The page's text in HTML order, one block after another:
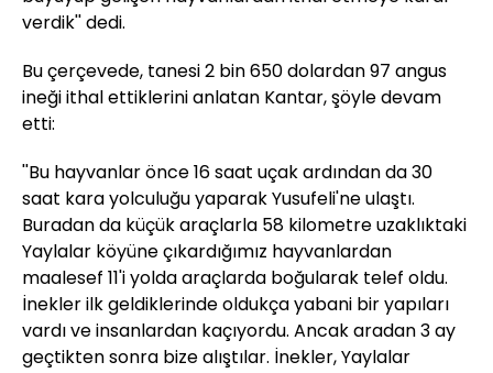
verdik'' dedi.
Bu çerçevede, tanesi 2 bin 650 dolardan 97 angus
ineği ithal ettiklerini anlatan Kantar, şöyle devam
etti:
''Bu hayvanlar önce 16 saat uçak ardından da 30
saat kara yolculuğu yaparak Yusufeli'ne ulaştı.
Buradan da küçük araçlarla 58 kilometre uzaklıktaki
Yaylalar köyüne çıkardığımız hayvanlardan
maalesef 11'i yolda araçlarda boğularak telef oldu.
İnekler ilk geldiklerinde oldukça yabani bir yapıları
vardı ve insanlardan kaçıyordu. Ancak aradan 3 ay
geçtikten sonra bize alıştılar. İnekler, Yaylalar